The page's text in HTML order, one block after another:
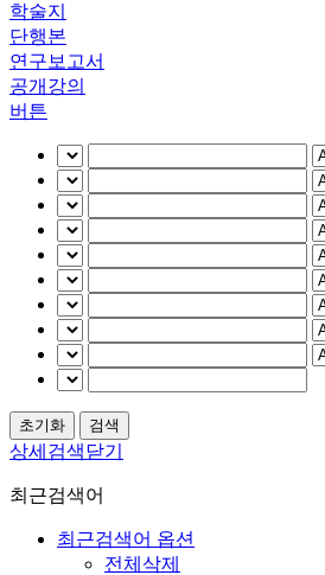
학술지
단행본
연구보고서
공개강의
버튼
상세검색닫기
최근검색어
최근검색어 옵션
전체삭제